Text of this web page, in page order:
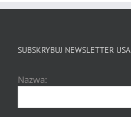
SUBSKRYBUJ NEWSLETTER USA
Nazwa: